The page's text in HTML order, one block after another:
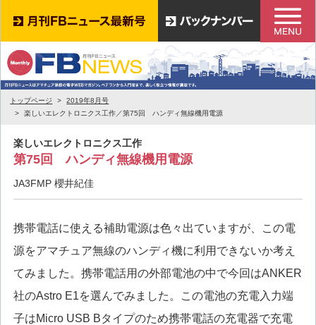
トップページ
2019年8月号
楽しいエレクトロニクス工作／第75回 ハンディ無線機用電源
楽しいエレクトロニクス工作
第75回 ハンディ無線機用電源
JA3FMP 櫻井紀佳
携帯電話に使える補助電源は色々出ていますが、この電
源をアマチュア無線のハンディ機に利用できないか考え
てみました。携帯電話用の外部電池の中で今回はANKER
社のAstro E1を選んでみました。この電池の充電入力端
子はMicro USB Bタイプのため携帯電話の充電器で充電